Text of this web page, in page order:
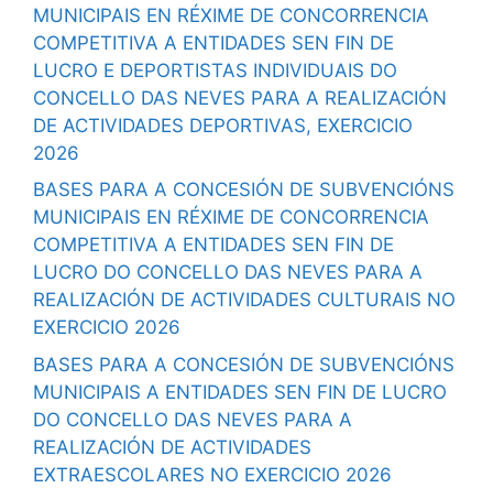
MUNICIPAIS EN RÉXIME DE CONCORRENCIA
COMPETITIVA A ENTIDADES SEN FIN DE
LUCRO E DEPORTISTAS INDIVIDUAIS DO
CONCELLO DAS NEVES PARA A REALIZACIÓN
DE ACTIVIDADES DEPORTIVAS, EXERCICIO
2026
BASES PARA A CONCESIÓN DE SUBVENCIÓNS
MUNICIPAIS EN RÉXIME DE CONCORRENCIA
COMPETITIVA A ENTIDADES SEN FIN DE
LUCRO DO CONCELLO DAS NEVES PARA A
REALIZACIÓN DE ACTIVIDADES CULTURAIS NO
EXERCICIO 2026
BASES PARA A CONCESIÓN DE SUBVENCIÓNS
MUNICIPAIS A ENTIDADES SEN FIN DE LUCRO
DO CONCELLO DAS NEVES PARA A
REALIZACIÓN DE ACTIVIDADES
EXTRAESCOLARES NO EXERCICIO 2026